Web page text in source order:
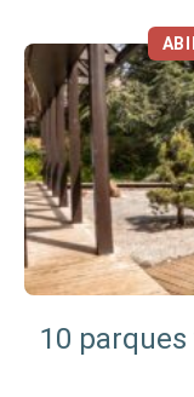
esta reserva
10